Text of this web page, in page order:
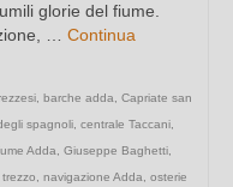
glorie del fiume.
… Continua
barche adda
Capriate san
spagnoli centrale Taccani
Adda Giuseppe Baghetti
navigazione Adda
osterie